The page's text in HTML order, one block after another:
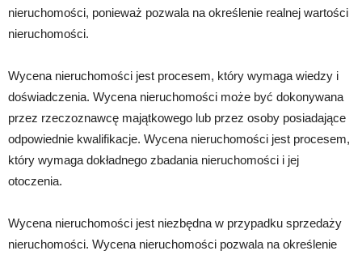
nieruchomości, ponieważ pozwala na określenie realnej wartości
nieruchomości.
Wycena nieruchomości jest procesem, który wymaga wiedzy i
doświadczenia. Wycena nieruchomości może być dokonywana
przez rzeczoznawcę majątkowego lub przez osoby posiadające
odpowiednie kwalifikacje. Wycena nieruchomości jest procesem,
który wymaga dokładnego zbadania nieruchomości i jej
otoczenia.
Wycena nieruchomości jest niezbędna w przypadku sprzedaży
nieruchomości. Wycena nieruchomości pozwala na określenie